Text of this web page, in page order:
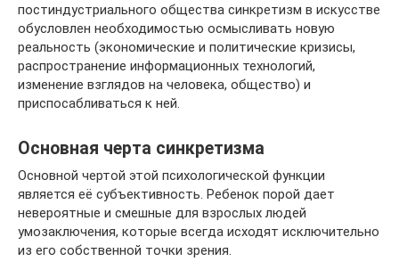
постиндустриального общества синкретизм в искусстве
обусловлен необходимостью осмысливать новую
реальность (экономические и политические кризисы,
распространение информационных технологий,
изменение взглядов на человека, общество) и
приспосабливаться к ней.
Основная черта синкретизма
Основной чертой этой психологической функции
является её субъективность. Ребенок порой дает
невероятные и смешные для взрослых людей
умозаключения, которые всегда исходят исключительно
из его собственной точки зрения.